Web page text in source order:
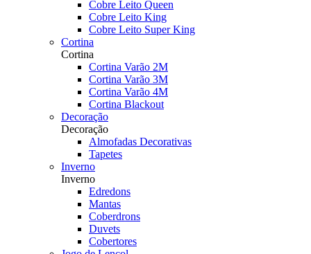
Cobre Leito Queen
Cobre Leito King
Cobre Leito Super King
Cortina
Cortina
Cortina Varão 2M
Cortina Varão 3M
Cortina Varão 4M
Cortina Blackout
Decoração
Decoração
Almofadas Decorativas
Tapetes
Inverno
Inverno
Edredons
Mantas
Coberdrons
Duvets
Cobertores